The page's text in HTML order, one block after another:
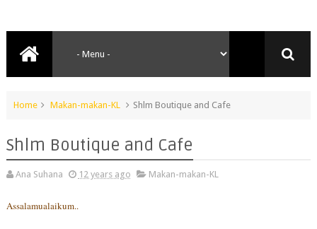
Home Makan-makan-KL Shlm Boutique and Cafe
Shlm Boutique and Cafe
Ana Suhana 12 years ago Makan-makan-KL
Assalamualaikum..